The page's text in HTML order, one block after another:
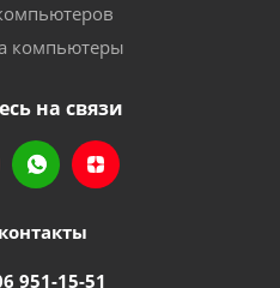
компьютеры
на связи
951-15-51